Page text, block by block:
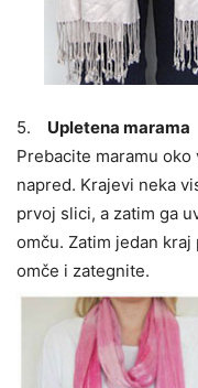
5.
Upletena marama
Prebacite maramu
napred. Krajevi neka
prvoj slici, a zatim ga
omču. Zatim jedan
omče i zategnite.